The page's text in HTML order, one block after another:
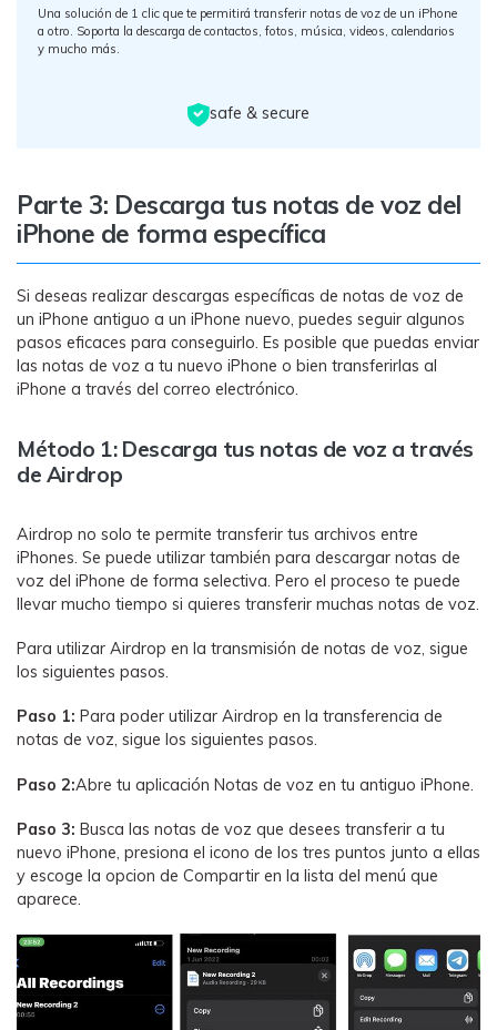
Una solución de 1 clic que te permitirá transferir notas de voz de un iPhone
a otro. Soporta la descarga de contactos, fotos, música, videos, calendarios
y mucho más.
safe & secure
Parte 3: Descarga tus notas de voz del
iPhone de forma específica
Si deseas realizar descargas específicas de notas de voz de
un iPhone antiguo a un iPhone nuevo, puedes seguir algunos
pasos eficaces para conseguirlo. Es posible que puedas enviar
las notas de voz a tu nuevo iPhone o bien transferirlas al
iPhone a través del correo electrónico.
Método 1: Descarga tus notas de voz a través
de Airdrop
Airdrop no solo te permite transferir tus archivos entre
iPhones. Se puede utilizar también para descargar notas de
voz del iPhone de forma selectiva. Pero el proceso te puede
llevar mucho tiempo si quieres transferir muchas notas de voz.
Para utilizar Airdrop en la transmisión de notas de voz, sigue
los siguientes pasos.
Paso 1: Para poder utilizar Airdrop en la transferencia de
notas de voz, sigue los siguientes pasos.
Paso 2:Abre tu aplicación Notas de voz en tu antiguo iPhone.
Paso 3: Busca las notas de voz que desees transferir a tu
nuevo iPhone, presiona el icono de los tres puntos junto a ellas
y escoge la opcion de Compartir en la lista del menú que
aparece.